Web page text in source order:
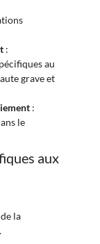
:
au
grave et
:
le
aux
la